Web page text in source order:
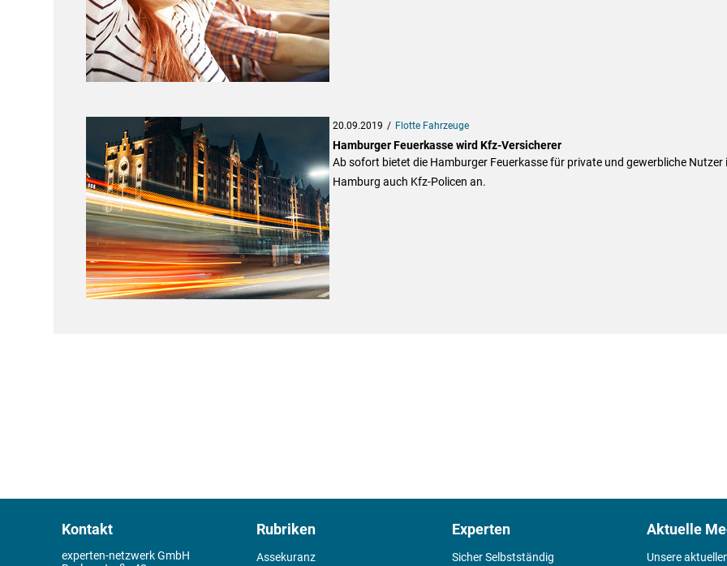
20.09.2019 Flotte Fahrzeuge
Hamburger Feuerkasse wird Kfz-Versicherer
Ab sofort bietet die Hamburger Feuerkasse für private und gewerbliche Nutzer
Hamburg auch Kfz-Policen an.
Kontakt
experten-netzwerk GmbH
Rubriken
Assekuranz
Experten
Sicher Selbstständig
Aktuelle
Unsere